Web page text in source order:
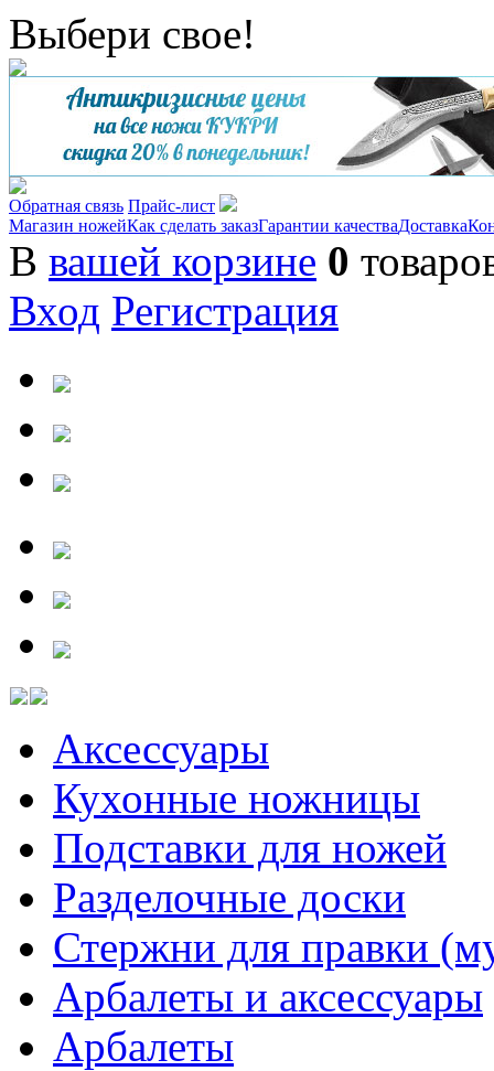
Выбери свое!
Обратная связь Прайс-лист
Магазин ножейКак сделать заказГарантии качестваДоставка
В вашей корзине 0
Вход Регистрация
Аксессуары
Кухонные ножницы
Подставки для ножей
Разделочные доски
Стержни для правки
Арбалеты и аксессуары
Арбалеты